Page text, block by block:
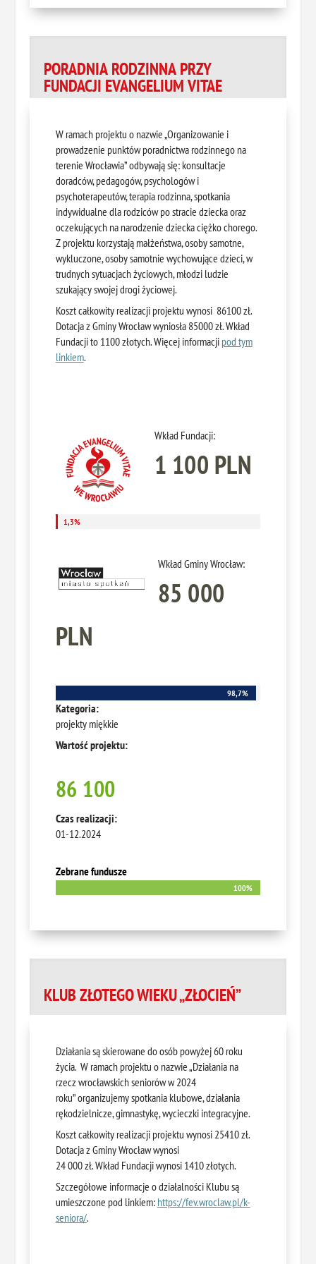
PORADNIA RODZINNA PRZY
FUNDACJI EVANGELIUM VITAE
W ramach projektu o nazwie „Organizowanie i
prowadzenie punktów poradnictwa rodzinnego na
terenie Wrocławia” odbywają się: konsultacje
doradców, pedagogów, psychologów i
psychoterapeutów, terapia rodzinna, spotkania
indywidualne dla rodziców po stracie dziecka oraz
oczekujących na narodzenie dziecka ciężko chorego.
Z projektu korzystają małżeństwa, osoby samotne,
wykluczone, osoby samotnie wychowujące dzieci, w
trudnych sytuacjach życiowych, młodzi ludzie
szukający swojej drogi życiowej.
Koszt całkowity realizacji projektu wynosi 86100 zł.
Dotacja z Gminy Wrocław wyniosła 85000 zł. Wkład
Fundacji to 1100 złotych. Więcej informacji pod tym
linkiem.
Wkład Fundacji:
1 100 PLN
1,3%
1,3%
Wkład Gminy Wrocław:
85 000
PLN
98,7%
98,7%
Kategoria:
projekty miękkie
Wartość projektu:
86 100
Czas realizacji:
01-12.2024
Zebrane fundusze
100%
100%
KLUB ZŁOTEGO WIEKU „ZŁOCIEŃ”
Działania są skierowane do osób powyżej 60 roku
życia. W ramach projektu o nazwie „Działania na
rzecz wrocławskich seniorów w 2024
roku” organizujemy spotkania klubowe, działania
rękodzielnicze, gimnastykę, wycieczki integracyjne.
Koszt całkowity realizacji projektu wynosi 25410 zł.
Dotacja z Gminy Wrocław wynosi
24 000 zł. Wkład Fundacji wynosi 1410 złotych.
Szczegółowe informacje o działalności Klubu są
umieszczone pod linkiem: https://fev.wroclaw.pl/k-
seniora/.